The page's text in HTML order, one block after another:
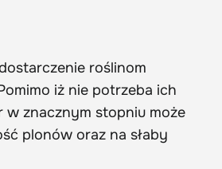
roślinom
iż nie potrzeba ich
w znacznym stopniu może
plonów oraz na słaby